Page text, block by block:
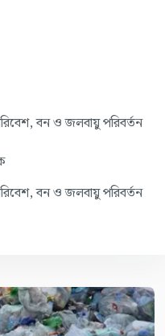
বন ও জলবায়ু পরিবর্তন
বন ও জলবায়ু পরিবর্তন